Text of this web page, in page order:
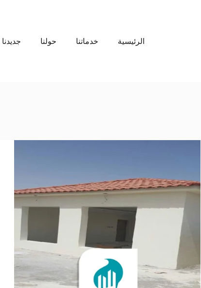
الرئيسية خدماتنا حولنا جديدنا